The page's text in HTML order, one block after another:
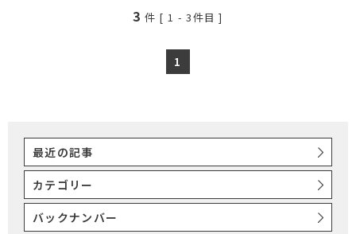
3 件 [1 -3件目 ]
1
最近の記事
カテゴリー
バックナンバー